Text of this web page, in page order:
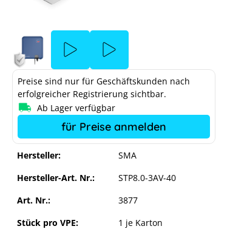
Hersteller:
SMA
Hersteller-Art. Nr.:
STP8.0-3AV-40
Art. Nr.:
3877
Stück pro VPE:
1 je Karton
Preise sind nur für Geschäftskunden nach
erfolgreicher Registrierung sichtbar.
Ab Lager verfügbar
für Preise anmelden